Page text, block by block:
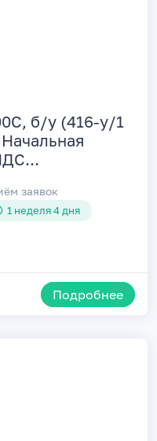
б/у (416-у/1
заявок
1 неделя 4 дня
Подробнее